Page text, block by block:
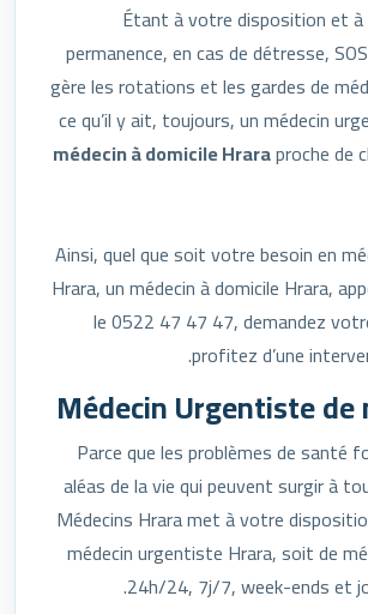
Étant à votre disposition et
permanence, en cas de détresse,
gère les rotations et les gardes de
ce qu’il y ait, toujours, un médecin
médecin à domicile Hraraproche de
Ainsi, quel que soit votre besoin en
Hrara, un médecin à domicile Hrara,
le 0522 47 47 47, demandez
profitez d’une
Médecin Urgentiste
Parce que les problèmes de santé
aléas de la vie qui peuvent surgir à
Médecins Hrara met à votre
médecin urgentiste Hrara, soit de
24h/24, 7j/7, week-ends et